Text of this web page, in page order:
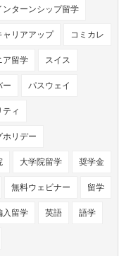
ンターンシップ留学
ャリアアップ コミカレ
ア留学 スイス
ー パスウェイ
ティ
ホリデー
大学院留学 奨学金
無料ウェビナー 留学
入留学 英語 語学